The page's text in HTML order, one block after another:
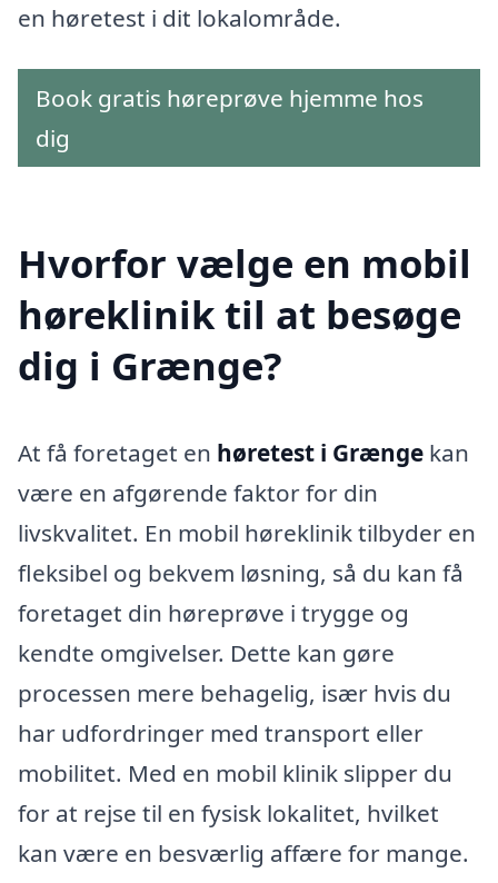
en høretest i dit lokalområde.
Book gratis høreprøve hjemme hos
dig
Hvorfor vælge en mobil
høreklinik til at besøge
dig i Grænge?
At få foretaget en høretest i Grænge kan
være en afgørende faktor for din
livskvalitet. En mobil høreklinik tilbyder en
fleksibel og bekvem løsning, så du kan få
foretaget din høreprøve i trygge og
kendte omgivelser. Dette kan gøre
processen mere behagelig, især hvis du
har udfordringer med transport eller
mobilitet. Med en mobil klinik slipper du
for at rejse til en fysisk lokalitet, hvilket
kan være en besværlig affære for mange.